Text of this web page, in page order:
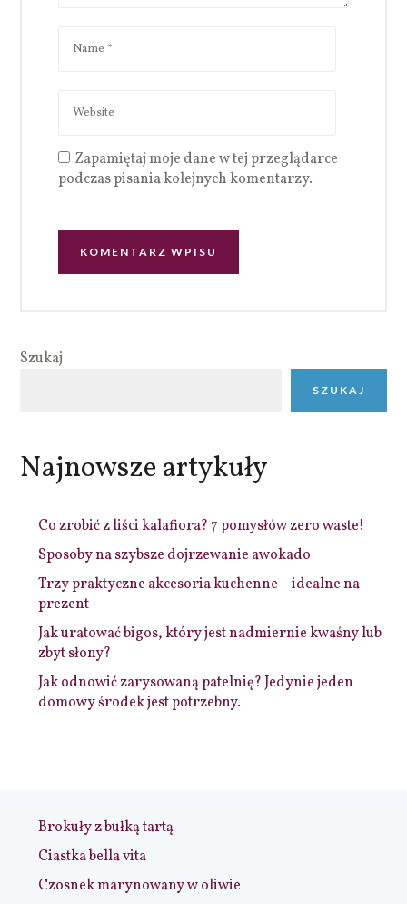
Zapamiętaj moje dane w tej przeglądarce
podczas pisania kolejnych komentarzy.
Szukaj
SZUKAJ
Najnowsze artykuły
Co zrobić z liści kalafiora? 7 pomysłów zero waste!
Sposoby na szybsze dojrzewanie awokado
Trzy praktyczne akcesoria kuchenne – idealne na
prezent
Jak uratować bigos, który jest nadmiernie kwaśny lub
zbyt słony?
Jak odnowić zarysowaną patelnię? Jedynie jeden
domowy środek jest potrzebny.
Brokuły z bułką tartą
Ciastka bella vita
Czosnek marynowany w oliwie